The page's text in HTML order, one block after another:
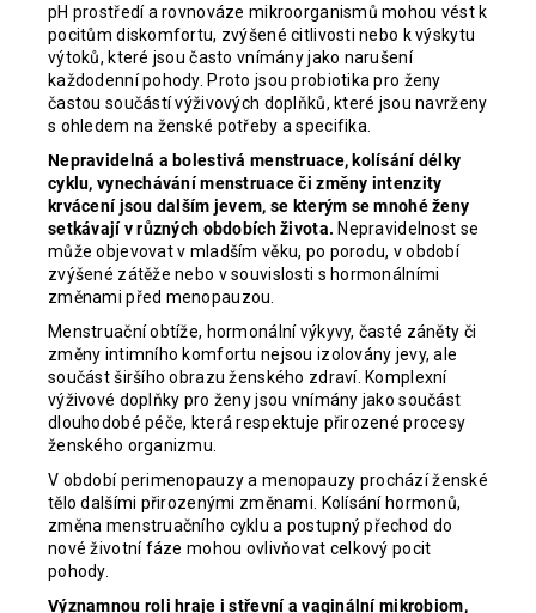
pH prostředí a rovnováze mikroorganismů mohou vést k
pocitům diskomfortu, zvýšené citlivosti nebo k výskytu
výtoků, které jsou často vnímány jako narušení
každodenní pohody. Proto jsou probiotika pro ženy
častou součástí výživových doplňků, které jsou navrženy
s ohledem na ženské potřeby a specifika.
Nepravidelná a bolestivá menstruace, kolísání délky
cyklu, vynechávání menstruace či změny intenzity
krvácení jsou dalším jevem, se kterým se mnohé ženy
setkávají v různých obdobích života. Nepravidelnost se
může objevovat v mladším věku, po porodu, v období
zvýšené zátěže nebo v souvislosti s hormonálními
změnami před menopauzou.
Menstruační obtíže, hormonální výkyvy, časté záněty či
změny intimního komfortu nejsou izolovány jevy, ale
součást širšího obrazu ženského zdraví. Komplexní
výživové doplňky pro ženy jsou vnímány jako součást
dlouhodobé péče, která respektuje přirozené procesy
ženského organizmu.
V období perimenopauzy a menopauzy prochází ženské
tělo dalšími přirozenými změnami. Kolísání hormonů,
změna menstruačního cyklu a postupný přechod do
nové životní fáze mohou ovlivňovat celkový pocit
pohody.
Významnou roli hraje i střevní a vaginální mikrobiom,